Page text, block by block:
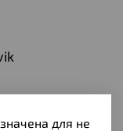
для не